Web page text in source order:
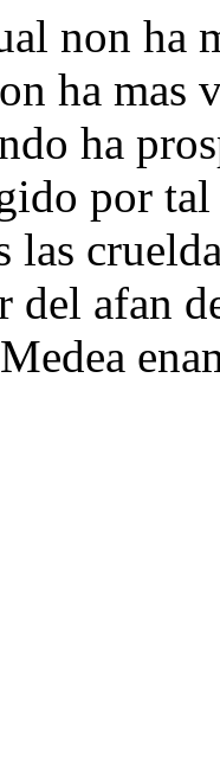
non ha
ha mas
ha
por tal
las
del afan